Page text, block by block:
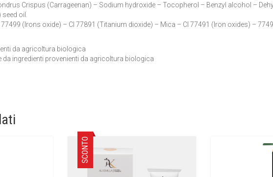
Crispus (Carrageenan) – Sodium hydroxide – Tocopherol – Benzyl alcohol –
oil.
77499 (Irons oxide) – CI 77891 (Titanium dioxide) – Mica – CI 77491 (Iron oxides) –
da agricoltura biologica
da ingredienti provenienti da agricoltura biologica
SCONTO